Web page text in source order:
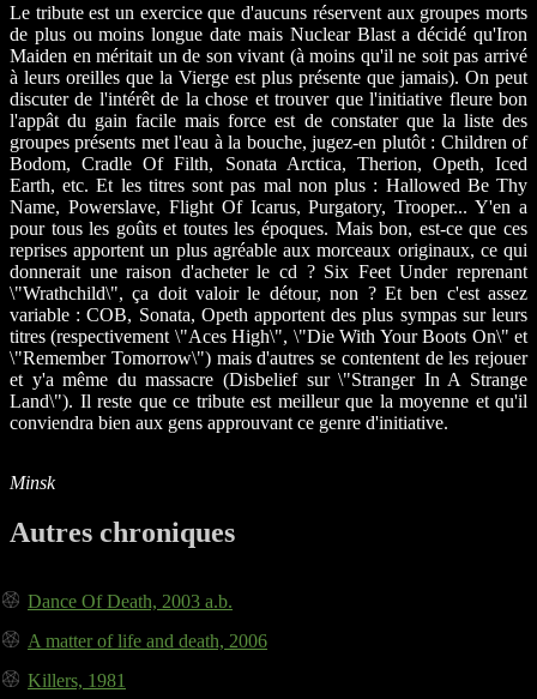
Le tribute est un exercice que d'aucuns réservent aux groupes morts
de plus ou moins longue date mais Nuclear Blast a décidé qu'Iron
Maiden en méritait un de son vivant (à moins qu'il ne soit pas arrivé
à leurs oreilles que la Vierge est plus présente que jamais). On peut
discuter de l'intérêt de la chose et trouver que l'initiative fleure bon
l'appât du gain facile mais force est de constater que la liste des
groupes présents met l'eau à la bouche, jugez-en plutôt : Children of
Bodom, Cradle Of Filth, Sonata Arctica, Therion, Opeth, Iced
Earth, etc. Et les titres sont pas mal non plus : Hallowed Be Thy
Name, Powerslave, Flight Of Icarus, Purgatory, Trooper... Y'en a
pour tous les goûts et toutes les époques. Mais bon, est-ce que ces
reprises apportent un plus agréable aux morceaux originaux, ce qui
donnerait une raison d'acheter le cd ? Six Feet Under reprenant
\"Wrathchild\", ça doit valoir le détour, non ? Et ben c'est assez
variable : COB, Sonata, Opeth apportent des plus sympas sur leurs
titres (respectivement \"Aces High\", \"Die With Your Boots On\" et
\"Remember Tomorrow\") mais d'autres se contentent de les rejouer
et y'a même du massacre (Disbelief sur \"Stranger In A Strange
Land\"). Il reste que ce tribute est meilleur que la moyenne et qu'il
conviendra bien aux gens approuvant ce genre d'initiative.
Minsk
Autres chroniques
Dance Of Death, 2003 a.b.
A matter of life and death, 2006
Killers, 1981